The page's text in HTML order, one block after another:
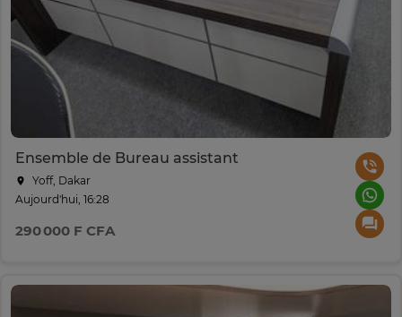
Ensemble de Bureau assistant
Yoff, Dakar
Aujourd'hui, 16:28
290 000 F CFA